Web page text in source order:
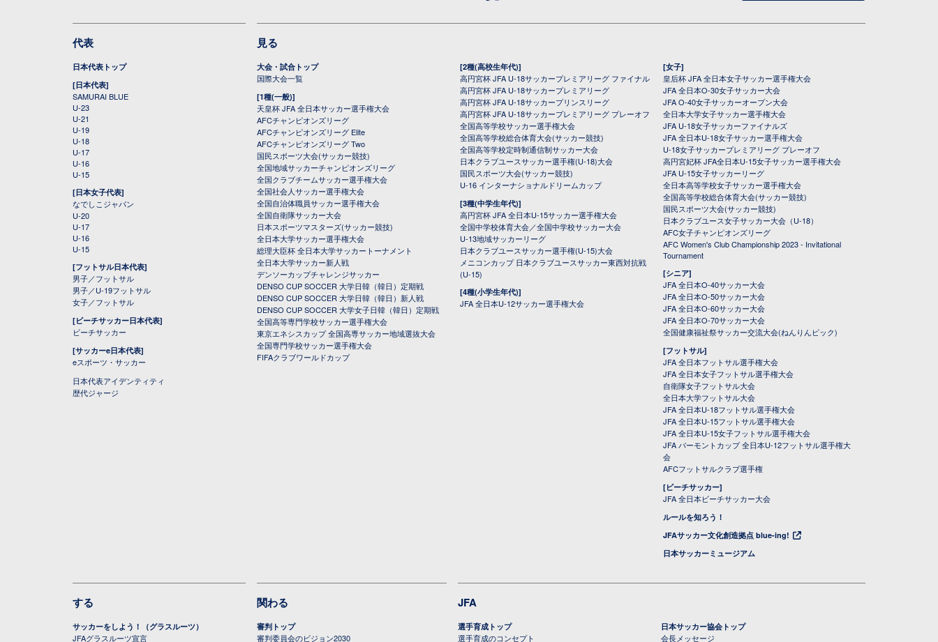
代表
日本代表トップ
[日本代表]
SAMURAI BLUE
U-23
U-21
U-19
U-18
U-17
U-16
U-15
[日本女子代表]
なでしこジャパン
U-20
U-17
U-16
U-15
[フットサル日本代表]
男子／フットサル
男子／U-19フットサル
女子／フットサル
[ビーチサッカー日本代表]
ビーチサッカー
[サッカーe日本代表]
eスポーツ・サッカー
日本代表アイデンティティ
歴代ジャージ
見る
大会・試合トップ
国際大会一覧
[1種(一般)]
天皇杯 JFA 全日本サッカー選手権大会
AFCチャンピオンズリーグ
AFCチャンピオンズリーグ Elite
AFCチャンピオンズリーグ Two
国民スポーツ大会(サッカー競技)
全国地域サッカーチャンピオンズリーグ
全国クラブチームサッカー選手権大会
全国社会人サッカー選手権大会
全国自治体職員サッカー選手権大会
全国自衛隊サッカー大会
日本スポーツマスターズ(サッカー競技)
全日本大学サッカー選手権大会
総理大臣杯 全日本大学サッカートーナメント
全日本大学サッカー新人戦
デンソーカップチャレンジサッカー
DENSO CUP SOCCER 大学日韓（韓日）定期戦
DENSO CUP SOCCER 大学日韓（韓日）新人戦
DENSO CUP SOCCER 大学女子日韓（韓日）定期戦
全国高等専門学校サッカー選手権大会
東京エネシスカップ 全国高専サッカー地域選抜大会
全国専門学校サッカー選手権大会
FIFAクラブワールドカップ
[2種(高校生年代)]
高円宮杯 JFA U-18サッカープレミアリーグ ファイナル
高円宮杯 JFA U-18サッカープレミアリーグ
高円宮杯 JFA U-18サッカープリンスリーグ
高円宮杯 JFA U-18サッカープレミアリーグ プレーオフ
全国高等学校サッカー選手権大会
全国高等学校総合体育大会(サッカー競技)
全国高等学校定時制通信制サッカー大会
日本クラブユースサッカー選手権(U-18)大会
国民スポーツ大会(サッカー競技)
U-16 インターナショナルドリームカップ
[3種(中学生年代)]
高円宮杯 JFA 全日本U-15サッカー選手権大会
全国中学校体育大会／全国中学校サッカー大会
U-13地域サッカーリーグ
日本クラブユースサッカー選手権(U-15)大会
メニコンカップ 日本クラブユースサッカー東西対抗戦
(U-15)
[4種(小学生年代)]
JFA 全日本U-12サッカー選手権大会
[女子]
皇后杯 JFA 全日本女子サッカー選手権大会
JFA 全日本O-30女子サッカー大会
JFA O-40女子サッカーオープン大会
全日本大学女子サッカー選手権大会
JFA U-18女子サッカーファイナルズ
JFA 全日本U-18女子サッカー選手権大会
U-18女子サッカープレミアリーグ プレーオフ
高円宮妃杯 JFA全日本U-15女子サッカー選手権大会
JFA U-15女子サッカーリーグ
全日本高等学校女子サッカー選手権大会
全国高等学校総合体育大会(サッカー競技)
国民スポーツ大会(サッカー競技)
日本クラブユース女子サッカー大会（U-18）
AFC女子チャンピオンズリーグ
AFC Women's Club Championship 2023 - Invitational
Tournament
[シニア]
JFA 全日本O-40サッカー大会
JFA 全日本O-50サッカー大会
JFA 全日本O-60サッカー大会
JFA 全日本O-70サッカー大会
全国健康福祉祭サッカー交流大会(ねんりんピック)
[フットサル]
JFA 全日本フットサル選手権大会
JFA 全日本女子フットサル選手権大会
自衛隊女子フットサル大会
全日本大学フットサル大会
JFA 全日本U-18フットサル選手権大会
JFA 全日本U-15フットサル選手権大会
JFA 全日本U-15女子フットサル選手権大会
JFA バーモントカップ 全日本U-12フットサル選手権大
会
AFCフットサルクラブ選手権
[ビーチサッカー]
JFA 全日本ビーチサッカー大会
ルールを知ろう！
JFAサッカー文化創造拠点 blue-ing!
日本サッカーミュージアム
する
サッカーをしよう！（グラスルーツ）
JFAグラスルーツ宣言
関わる
審判トップ
審判委員会のビジョン2030
JFA
選手育成トップ
選手育成のコンセプト
日本サッカー協会トップ
会長メッセージ